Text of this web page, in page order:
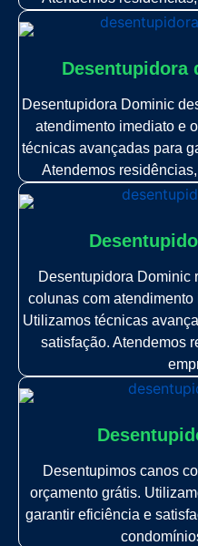
Desentupidora
Desentupidora Dominic
atendimento imediato e
técnicas avançadas para
Atendemos
Desentupidora Dominic
colunas com
Utilizamos técnicas
satisfação. Atendemos
Desentupimos canos
orçamento grátis.
garantir eficiência e